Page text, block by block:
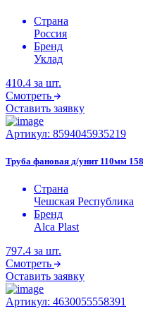
Страна
Россия
Бренд
Уклад
410.4 за шт.
Смотреть
Оставить заявку
Артикул: 8594045935219
Труба фановая д/унит 110мм
Страна
Чешская Республика
Бренд
Alca Plast
797.4 за шт.
Смотреть
Оставить заявку
Артикул: 4630055558391